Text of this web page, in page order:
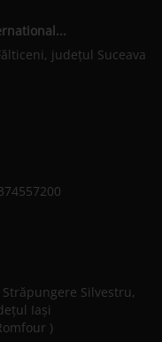
judeţul Suceava
Silvestru,
Iaşi
)